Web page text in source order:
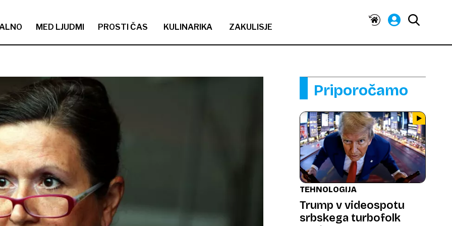
MED LJUDMI PROSTI ČAS KULINARIKA ZAKULISJE
Priporočamo
TEHNOLOGIJA
Trump v videospotu
srbskega turbofolk